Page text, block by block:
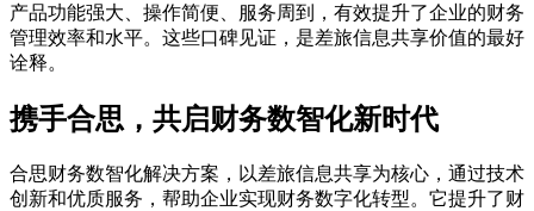
产品功能强大、操作简便、服务周到，有效提升了企业的财务
管理效率和水平。这些口碑见证，是差旅信息共享价值的最好
诠释。
携手合思，共启财务数智化新时代
合思财务数智化解决方案，以差旅信息共享为核心，通过技术
创新和优质服务，帮助企业实现财务数字化转型。它提升了财